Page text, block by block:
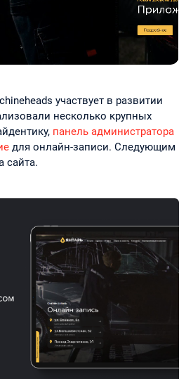
участвует в развитии
несколько крупных
панель администратора
для онлайн-записи. Следующим
сайта.